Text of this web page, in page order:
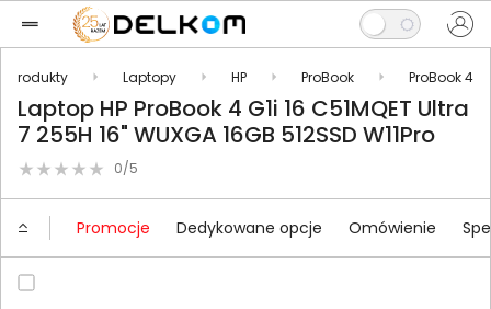
Produkty Laptopy HP ProBook ProBook 4
Laptop HP ProBook 4 G1i 16 C51MQET Ultra
7 255H 16" WUXGA 16GB 512SSD W11Pro
0/5
Promocje Dedykowane opcje Omówienie